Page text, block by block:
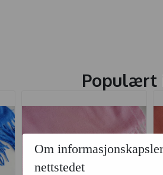
Populært
Om
nettstedet